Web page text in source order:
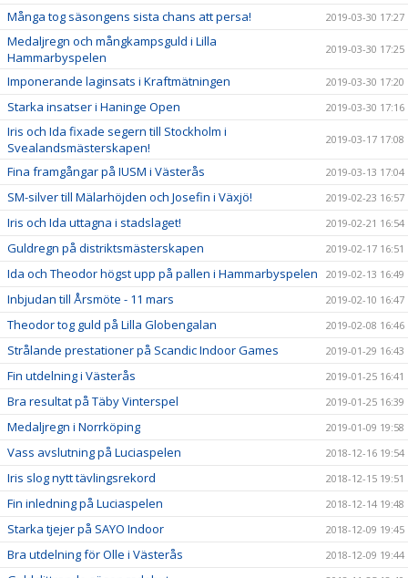
Många tog säsongens sista chans att persa! 2019-03-30 17:27
Medaljregn och mångkampsguld i Lilla
Hammarbyspelen
2019-03-30 17:25
Imponerande laginsats i Kraftmätningen 2019-03-30 17:20
Starka insatser i Haninge Open 2019-03-30 17:16
Iris och Ida fixade segern till Stockholm i
Svealandsmästerskapen!
2019-03-17 17:08
Fina framgångar på IUSM i Västerås 2019-03-13 17:04
SM-silver till Mälarhöjden och Josefin i Växjö! 2019-02-23 16:57
Iris och Ida uttagna i stadslaget! 2019-02-21 16:54
Guldregn på distriktsmästerskapen 2019-02-17 16:51
Ida och Theodor högst upp på pallen i Hammarbyspelen 2019-02-13 16:49
Inbjudan till Årsmöte - 11 mars 2019-02-10 16:47
Theodor tog guld på Lilla Globengalan 2019-02-08 16:46
Strålande prestationer på Scandic Indoor Games 2019-01-29 16:43
Fin utdelning i Västerås 2019-01-25 16:41
Bra resultat på Täby Vinterspel 2019-01-25 16:39
Medaljregn i Norrköping 2019-01-09 19:58
Vass avslutning på Luciaspelen 2018-12-16 19:54
Iris slog nytt tävlingsrekord 2018-12-15 19:51
Fin inledning på Luciaspelen 2018-12-14 19:48
Starka tjejer på SAYO Indoor 2018-12-09 19:45
Bra utdelning för Olle i Västerås 2018-12-09 19:44